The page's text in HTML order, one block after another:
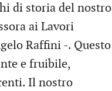
di storia del nostro
ai Lavori
Raffini -. Questo
e fruibile,
Il nostro